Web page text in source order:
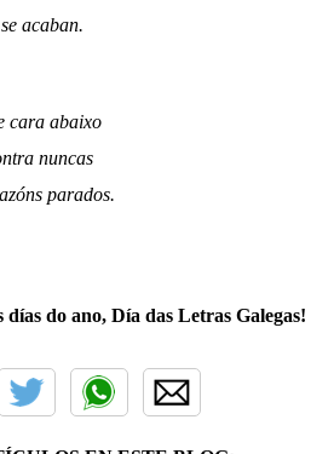
acaban.
cara abaixo
nuncas
parados.
días do ano, Día das Letras Galegas!